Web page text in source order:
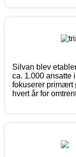
Silvan blev
ca. 1.000 ansatte
fokuserer primært
hvert år for